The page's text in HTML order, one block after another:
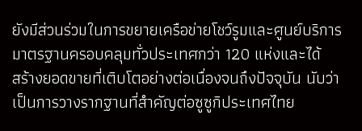
ยังมีส่วนร่วมในการขยายเครือข่ายโชว์รูมและศูนย์บริการ
มาตรฐานครอบคลุมทั่วประเทศกว่า 120 แห่งและได้
สร้างยอดขายที่เติบโตอย่างต่อเนื่องจนถึงปัจจุบัน นับว่า
เป็นการวางรากฐานที่สำคัญต่อซูซูกิประเทศไทย